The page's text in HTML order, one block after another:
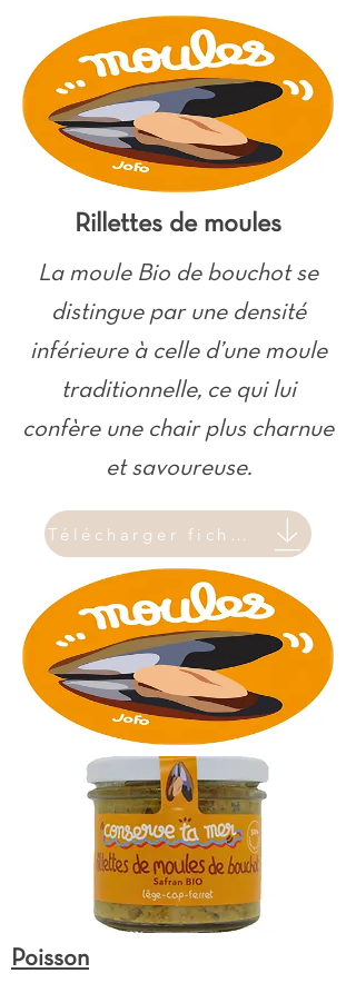
Rillettes de moules
La moule Bio de bouchot se
distingue par une densité
inférieure à celle d’une moule
traditionnelle, ce qui lui
confère une chair plus charnue
et savoureuse.
Poisson